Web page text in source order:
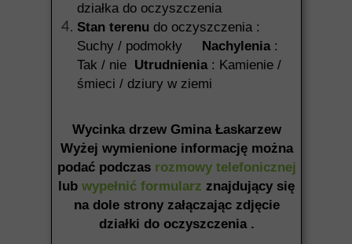
działka do oczyszczenia
Stan terenu do oczyszczenia :
Suchy / podmokły Nachylenia:
Tak / nie Utrudnienia: Kamienie /
śmieci / dziury w ziemi
Wycinka drzew Gmina Łaskarzew
Wyżej wymienione informację można
podać podczas rozmowy telefonicznej
lub wypełnić formularz znajdujący się
na dole strony załączając zdjęcie
działki do oczyszczenia .